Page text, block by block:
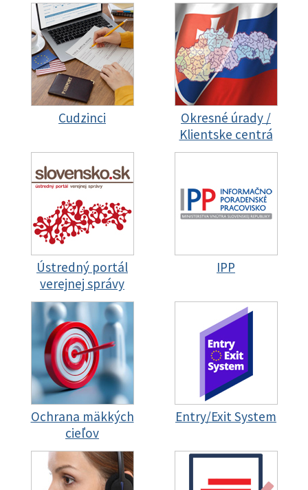
Cudzinci
Okresné úrady /
Klientske centrá
Ústredný portál
verejnej správy
IPP
Ochrana mäkkých
cieľov
Entry/Exit System